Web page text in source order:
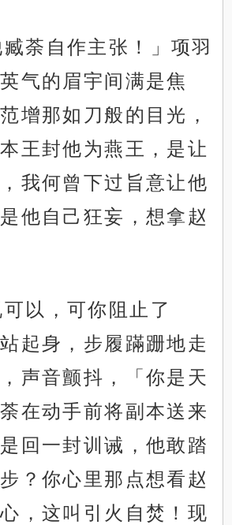
臧荼自作主张！」项羽
气的眉宇间满是焦
增那如刀般的目光，
王封他为燕王，是让
我何曾下过旨意让他
他自己狂妄，想拿赵
可以，可你阻止了
起身，步履蹣跚地走
声音颤抖，「你是天
在动手前将副本送来
回一封训诫，他敢踏
？你心里那点想看赵
，这叫引火自焚！现